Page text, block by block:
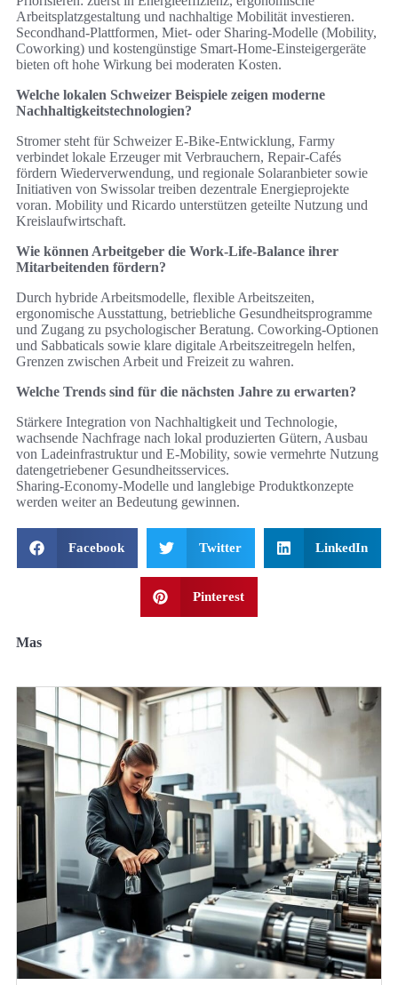
Arbeitsplatzgestaltung und nachhaltige Mobilität investieren.
Secondhand-Plattformen, Miet‑ oder Sharing‑Modelle (Mobility,
Coworking) und kostengünstige Smart‑Home‑Einsteigergeräte
bieten oft hohe Wirkung bei moderaten Kosten.
Welche lokalen Schweizer Beispiele zeigen moderne
Nachhaltigkeitstechnologien?
Stromer steht für Schweizer E‑Bike‑Entwicklung, Farmy
verbindet lokale Erzeuger mit Verbrauchern, Repair‑Cafés
fördern Wiederverwendung, und regionale Solaranbieter sowie
Initiativen von Swissolar treiben dezentrale Energieprojekte
voran. Mobility und Ricardo unterstützen geteilte Nutzung und
Kreislaufwirtschaft.
Wie können Arbeitgeber die Work‑Life‑Balance ihrer
Mitarbeitenden fördern?
Durch hybride Arbeitsmodelle, flexible Arbeitszeiten,
ergonomische Ausstattung, betriebliche Gesundheitsprogramme
und Zugang zu psychologischer Beratung. Coworking‑Optionen
und Sabbaticals sowie klare digitale Arbeitszeitregeln helfen,
Grenzen zwischen Arbeit und Freizeit zu wahren.
Welche Trends sind für die nächsten Jahre zu erwarten?
Stärkere Integration von Nachhaltigkeit und Technologie,
wachsende Nachfrage nach lokal produzierten Gütern, Ausbau
von Ladeinfrastruktur und E‑Mobility, sowie vermehrte Nutzung
datengetriebener Gesundheitsservices.
Sharing‑Economy‑Modelle und langlebige Produktkonzepte
werden weiter an Bedeutung gewinnen.
Facebook Twitter LinkedIn
Pinterest
Mas